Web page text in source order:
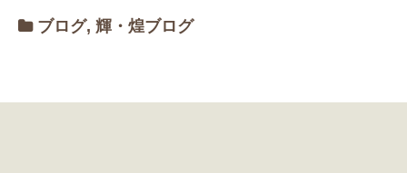
ブログ, 輝・煌ブログ